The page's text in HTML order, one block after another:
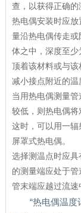
查，以获得正确的
热电偶安装时应
量沿热电偶传走
体之中，深度至
顶着该材料或与
减小接点附近的温
当用热电偶测量
较低，则热电偶将
这时，可以用一
屏罩式热电偶。
选择测温点时应
的测量端应处于
管末端应越过流速
“热电偶温